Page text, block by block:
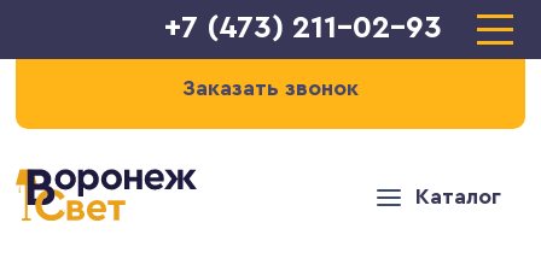
+7 (473) 211-02-93
Заказать звонок
Каталог